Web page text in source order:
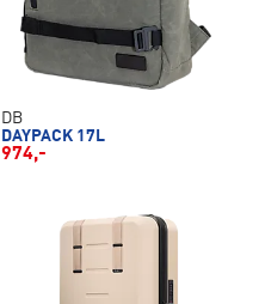
DB
DAYPACK 17L
974,-